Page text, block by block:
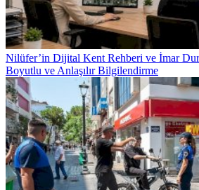
Nilüfer’in Dijital Kent Rehberi ve İmar
Boyutlu ve Anlaşılır Bilgilendirme